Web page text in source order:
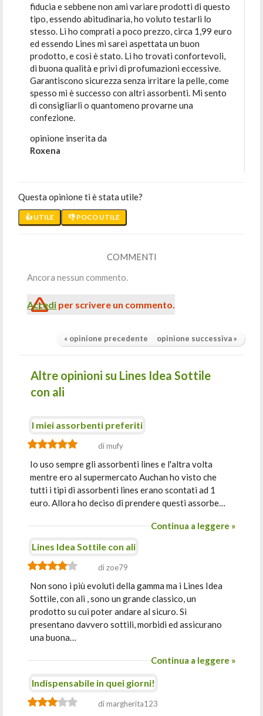
fiducia e sebbene non ami variare prodotti di questo
tipo, essendo abitudinaria, ho voluto testarli lo
stesso. Li ho comprati a poco prezzo, circa 1,99 euro
ed essendo Lines mi sarei aspettata un buon
prodotto, e così è stato. Li ho trovati confortevoli,
di buona qualità e privi di profumazioni eccessive.
Garantiscono sicurezza senza irritare la pelle, come
spesso mi è successo con altri assorbenti. Mi sento
di consigliarli o quantomeno provarne una
confezione.
opinione inserita da
Roxena
Questa opinione ti è stata utile?
👍 UTILE 👎 POCO UTILE
COMMENTI
Ancora nessun commento.
Accedi per scrivere un commento.
« opinione precedente opinione successiva »
Altre opinioni su Lines Idea Sottile
con ali
I miei assorbenti preferiti
di mufy
Io uso sempre gli assorbenti lines e l'altra volta
mentre ero al supermercato Auchan ho visto che
tutti i tipi di assorbenti lines erano scontati ad 1
euro. Allora ho deciso di prendere questi assorbe…
Continua a leggere »
Lines Idea Sottile con ali
di zoe79
Non sono i più evoluti della gamma ma i Lines Idea
Sottile, con ali , sono un grande classico, un
prodotto su cui poter andare al sicuro. Si
presentano davvero sottili, morbidi ed assicurano
una buona…
Continua a leggere »
Indispensabile in quei giorni!
di margherita123